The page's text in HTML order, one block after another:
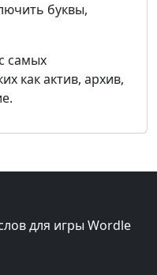
буквы,
самых
как актив, архив,
для игры Wordle